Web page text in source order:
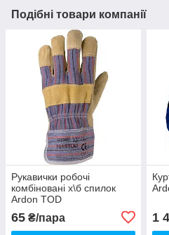
Подібні товари компанії
Рукавички робочі
комбіновані х\б спилок
Ardon TOD
65 ₴/пара 1